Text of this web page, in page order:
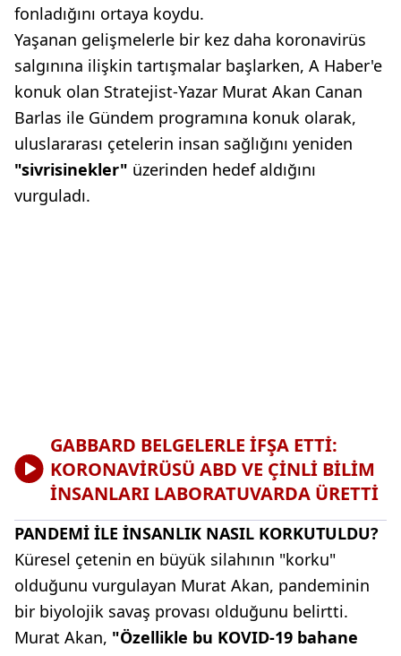
fonladığını ortaya koydu.
Yaşanan gelişmelerle bir kez daha koronavirüs
salgınına ilişkin tartışmalar başlarken, A Haber'e
konuk olan Stratejist-Yazar Murat Akan Canan
Barlas ile Gündem programına konuk olarak,
uluslararası çetelerin insan sağlığını yeniden
"sivrisinekler" üzerinden hedef aldığını
vurguladı.
GABBARD BELGELERLE İFŞA ETTİ:
KORONAVİRÜSÜ ABD VE ÇİNLİ BİLİM
İNSANLARI LABORATUVARDA ÜRETTİ
PANDEMİ İLE İNSANLIK NASIL KORKUTULDU?
Küresel çetenin en büyük silahının "korku"
olduğunu vurgulayan Murat Akan, pandeminin
bir biyolojik savaş provası olduğunu belirtti.
Murat Akan, "Özellikle bu KOVID-19 bahane